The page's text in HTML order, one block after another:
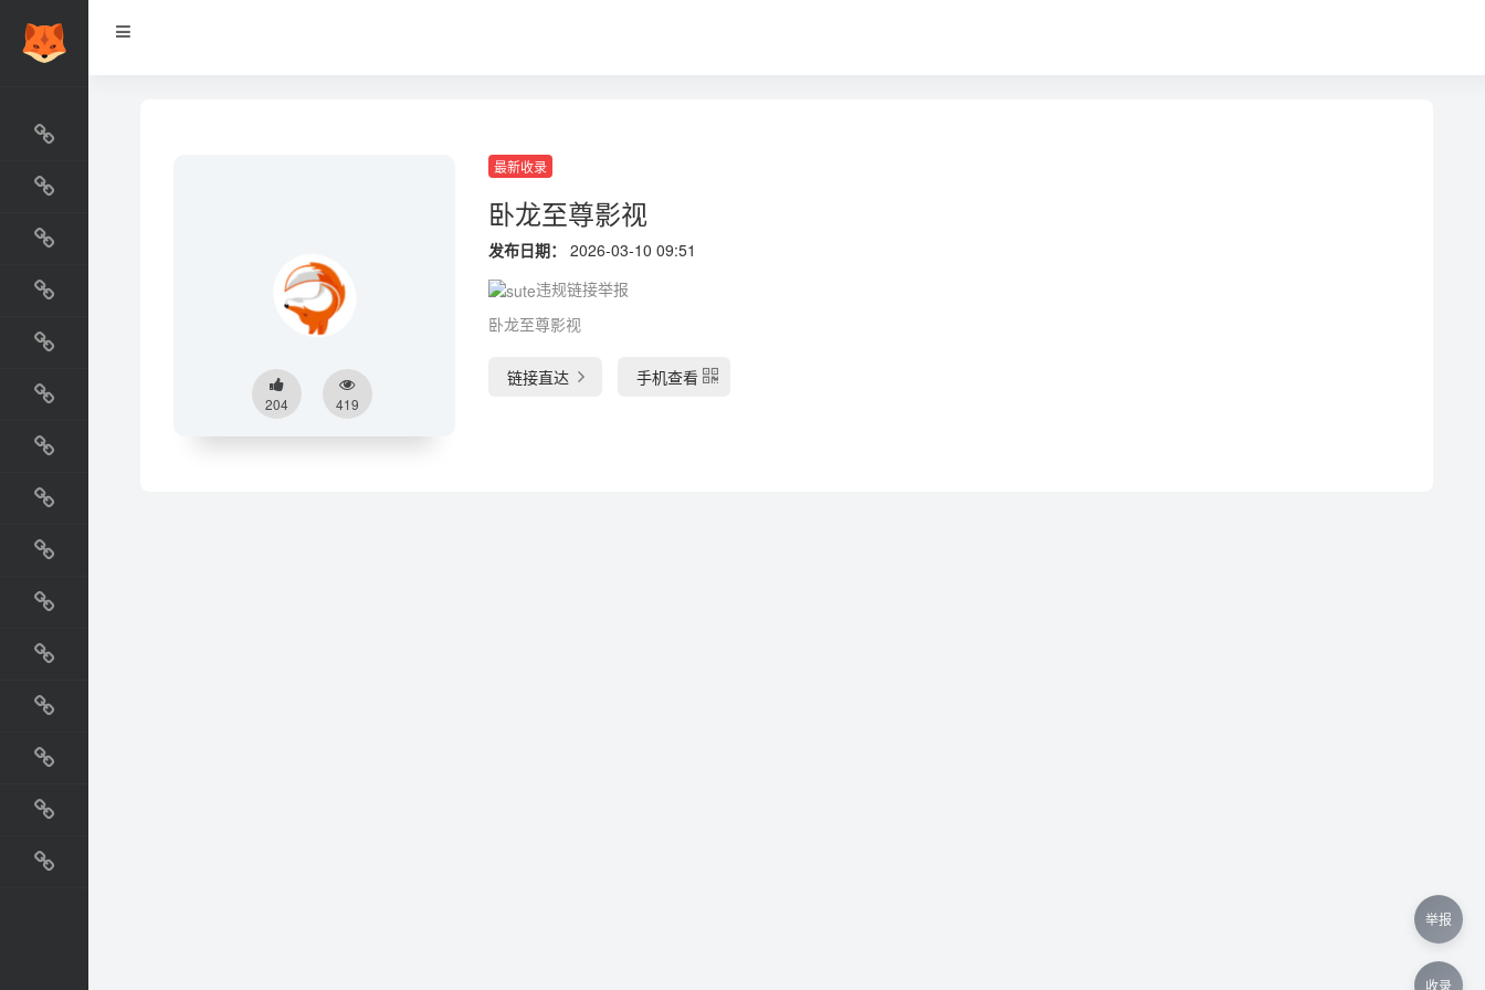
最新收录
网站资源榜
交流排行榜
金融排行榜
阅读排行榜
工具排行榜
设计排行榜
国外网站
生活
直播
动漫
电影
教程
纪录片
204 419
最新收录
卧龙至尊影视
发布日期：
2026-03-10 09:51
违规链接举报
卧龙至尊影视
链接直达 手机查看
举报
收录